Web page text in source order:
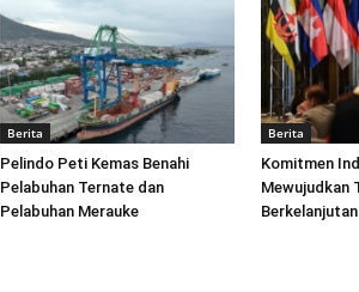
Berita
Pelindo Peti Kemas Benahi
Pelabuhan Ternate dan
Pelabuhan Merauke
Berita
Komitmen
Mewujudkan